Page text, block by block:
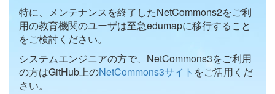
特に、メンテナンスを終了したNetCommons2をご利
用の教育機関のユーザは至急edumapに移行すること
をご検討ください。
システムエンジニアの方で、NetCommons3をご利用
の方はGitHub上のNetCommons3サイト をご活用くだ
さい。